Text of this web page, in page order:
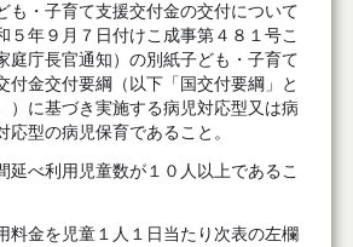
も・子育て支援交付金の交付について
５年９月７日付けこ成事第４８１号こ
庭庁長官通知）の別紙子ども・子育て
付金交付要綱（以下「国交付要綱」と
）に基づき実施する病児対応型又は病
応型の病児保育であること。
べ利用児童数が１０人以上であるこ
料金を児童１人１日当たり次表の左欄